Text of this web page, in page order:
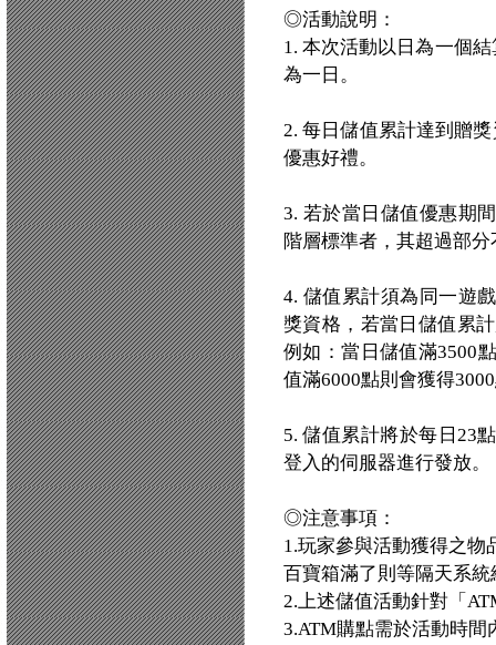
◎活動說明：
1. 本次活動以日為一個
為一日。
2. 每日儲值累計達到贈
優惠好禮。
3. 若於當日儲值優惠期
階層標準者，其超過部
4. 儲值累計須為同一遊
獎資格，若當日儲值累
例如：當日儲值滿3500
值滿6000點則會獲得
5. 儲值累計將於每日23
登入的伺服器進行發放。
◎注意事項：
1.玩家參與活動獲得之
百寶箱滿了則等隔天系
2.上述儲值活動針對「
3.ATM購點需於活動時